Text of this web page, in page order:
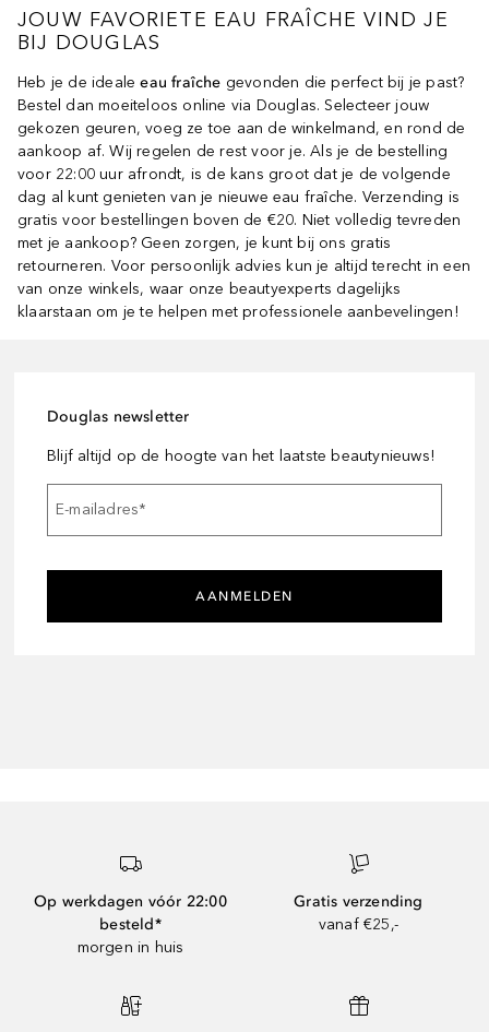
JOUW FAVORIETE EAU FRAÎCHE VIND JE
BIJ DOUGLAS
Heb je de idealeeau fraîche gevonden die perfect bij je past?
Bestel dan moeiteloos online via Douglas. Selecteer jouw
gekozen geuren, voeg ze toe aan de winkelmand, en rond de
aankoop af. Wij regelen de rest voor je. Als je de bestelling
voor 22:00 uur afrondt, is de kans groot dat je de volgende
dag al kunt genieten van je nieuwe eau fraîche. Verzending is
gratis voor bestellingen boven de €20. Niet volledig tevreden
met je aankoop? Geen zorgen, je kunt bij ons gratis
retourneren. Voor persoonlijk advies kun je altijd terecht in een
van onze winkels, waar onze beautyexperts dagelijks
klaarstaan om je te helpen met professionele aanbevelingen!
Douglas newsletter
Blijf altijd op de hoogte van het laatste beautynieuws!
E-mailadres*
AANMELDEN
Op werkdagen vóór 22:00
besteld*
morgen in huis
Gratis verzending
vanaf €25,-